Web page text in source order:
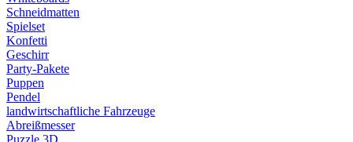
Schneidmatten
Spielset
Konfetti
Geschirr
Party-Pakete
Puppen
Pendel
landwirtschaftliche Fahrzeuge
Abreißmesser
Puzzle 3D